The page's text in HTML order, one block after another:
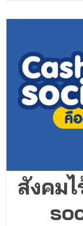
สังคม